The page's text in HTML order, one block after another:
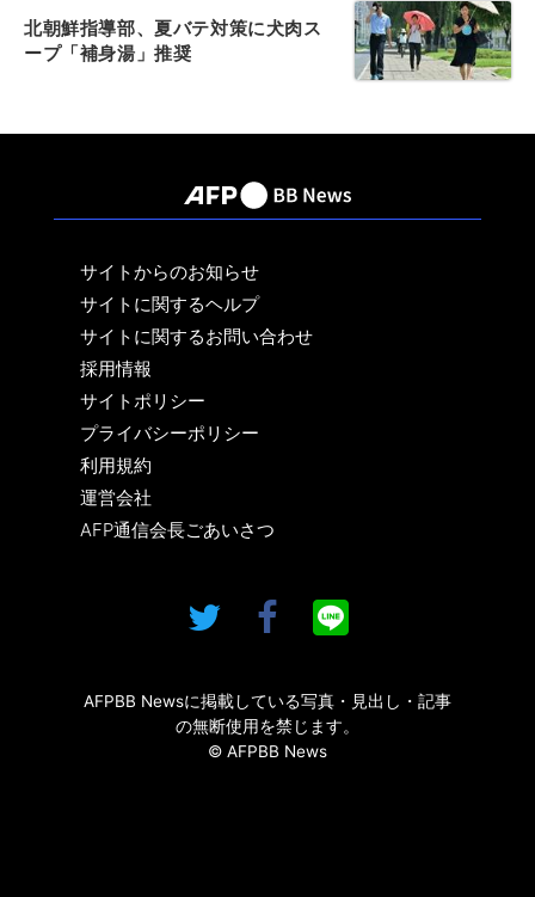
北朝鮮指導部、夏バテ対策に犬肉ス
ープ「補身湯」推奨
サイトからのお知らせ
サイトに関するヘルプ
サイトに関するお問い合わせ
採用情報
サイトポリシー
プライバシーポリシー
利用規約
運営会社
AFP通信会長ごあいさつ
AFPBB Newsに掲載している写真・見出し・記事
の無断使用を禁じます。
© AFPBB News